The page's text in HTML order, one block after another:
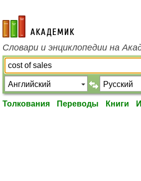
academic.ru
Словари и энциклопедии на
Толкования Переводы Книги